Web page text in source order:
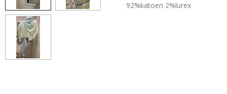
92%katoen 2%lurex